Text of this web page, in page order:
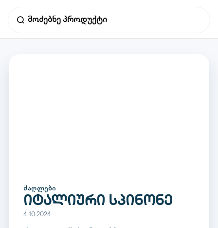
ᲫᲐᲦᲚᲔᲑᲘ
იტალიური სპინონე
4.10.2024